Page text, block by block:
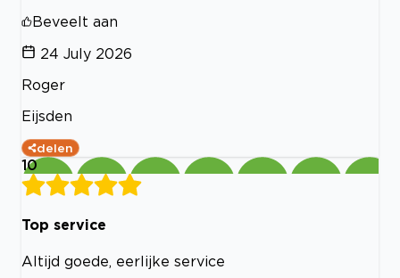
Beveelt aan
24 July 2026
Roger
Eijsden
delen
10
Top service
Altijd goede, eerlijke service